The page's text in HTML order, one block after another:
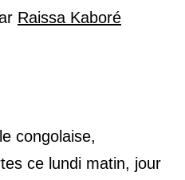
Raissa Kaboré
congolaise,
ce lundi matin, jour